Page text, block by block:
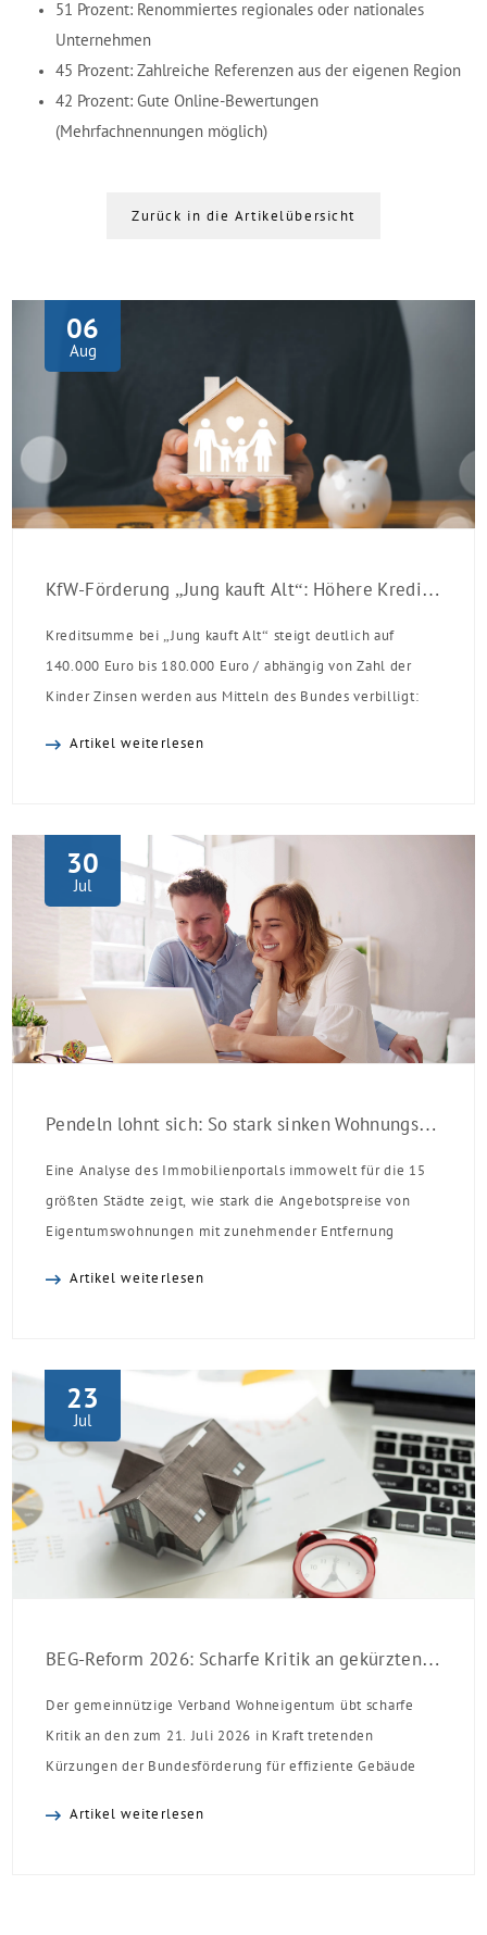
51 Prozent: Renommiertes regionales oder nationales
Unternehmen
45 Prozent: Zahlreiche Referenzen aus der eigenen Region
42 Prozent: Gute Online-Bewertungen
(Mehrfachnennungen möglich)
Zurück in die Artikelübersicht
06
Aug
KfW-Förderung „Jung kauft Alt“: Höhere Kredite ab August 2026
Kreditsumme bei „Jung kauft Alt“ steigt deutlich auf
140.000 Euro bis 180.000 Euro / abhängig von Zahl der
Kinder Zinsen werden aus Mitteln des Bundes verbilligt:
Einzelmaßnahmen […]
Artikel weiterlesen
30
Jul
Pendeln lohnt sich: So stark sinken Wohnungspreise im Umland
Eine Analyse des Immobilienportals immowelt für die 15
größten Städte zeigt, wie stark die Angebotspreise von
Eigentumswohnungen mit zunehmender Entfernung
Artikel weiterlesen
23
Jul
BEG-Reform 2026: Scharfe Kritik an gekürzten Sanierungsförderungen
Der gemeinnützige Verband Wohneigentum übt scharfe
Kritik an den zum 21. Juli 2026 in Kraft tretenden
Kürzungen der Bundesförderung für effiziente Gebäude
Artikel weiterlesen